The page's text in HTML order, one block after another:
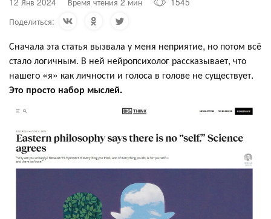
Поделиться:
Сначала эта статья вызвала у меня неприятие, но потом всё
стало логичным. В ней нейропсихолог рассказывает, что
нашего «я» как личности и голоса в голове не существует.
Это просто набор мыслей.